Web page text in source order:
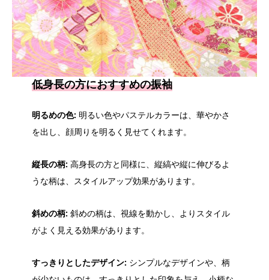
低身長の方におすすめの振袖
明るめの色: 明るい色やパステルカラーは、華やかさ
を出し、顔周りを明るく見せてくれます。
縦長の柄: 高身長の方と同様に、縦縞や縦に伸びるよ
うな柄は、スタイルアップ効果があります。
斜めの柄: 斜めの柄は、視線を動かし、よりスタイル
がよく見える効果があります。
すっきりとしたデザイン: シンプルなデザインや、柄